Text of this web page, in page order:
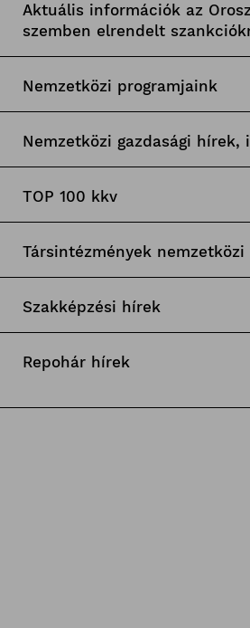
Aktuális információk az
szemben elrendelt
Nemzetközi programjaink
Nemzetközi gazdasági hírek,
TOP 100 kkv
Társintézmények nemzetközi
Szakképzési hírek
Repohár hírek